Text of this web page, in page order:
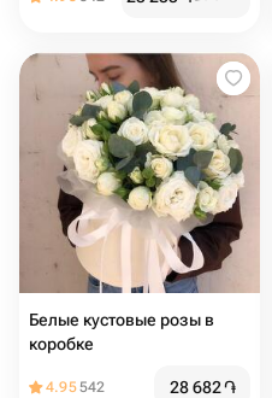
Белые кустовые розы в
коробке
4.95542 28 682֏